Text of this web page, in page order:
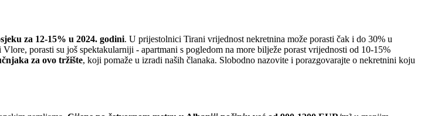
za 12-15% u 2024. godini. U prijestolnici Tirani vrijednost nekretnina može porasti čak i do 30% u
porasti su još spektakularniji - apartmani s pogledom na more bilježe porast vrijednosti od 10-15%
za ovo tržište, koji pomaže u izradi naših članaka. Slobodno nazovite i porazgovarajte o nekretnini koju